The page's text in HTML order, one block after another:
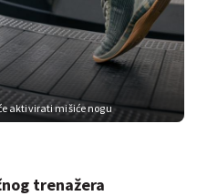
aktivirati mišiće nogu
trenažera